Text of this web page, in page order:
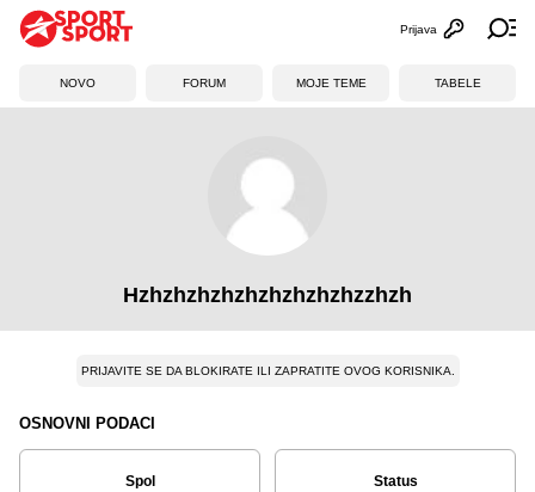
Otvori
Prijava
NOVO FORUM MOJE TEME TABELE
Hzhzhzhzhzhzhzhzhzhzzhzh
PRIJAVITE SE DA BLOKIRATE ILI ZAPRATITE OVOG KORISNIKA.
OSNOVNI PODACI
Spol Status